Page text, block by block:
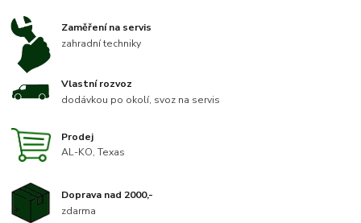
Zaměření na servis
zahradní techniky
Vlastní rozvoz
dodávkou po okolí, svoz na servis
Prodej
AL-KO, Texas
Doprava nad 2000,-
zdarma